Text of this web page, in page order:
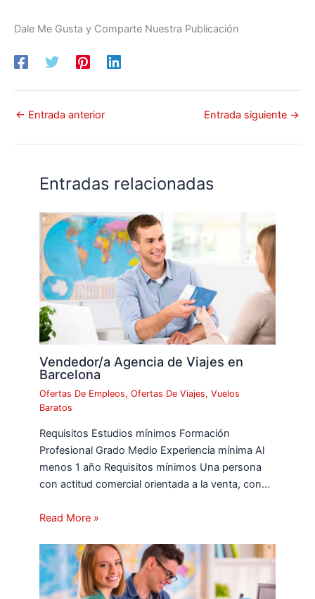
Dale Me Gusta y Comparte Nuestra Publicación
← Entrada anterior Entrada siguiente →
Entradas relacionadas
Vendedor/a Agencia de Viajes en
Barcelona
Ofertas De Empleos,Ofertas De Viajes,Vuelos
Baratos
Requisitos Estudios mínimos Formación
Profesional Grado Medio Experiencia mínima Al
menos 1 año Requisitos mínimos Una persona
con actitud comercial orientada a la venta, con…
Read More »